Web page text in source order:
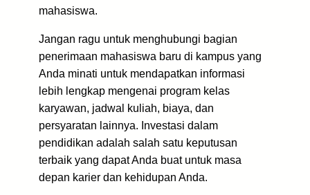
mahasiswa.
Jangan ragu untuk menghubungi bagian
penerimaan mahasiswa baru di kampus yang
Anda minati untuk mendapatkan informasi
lebih lengkap mengenai program kelas
karyawan, jadwal kuliah, biaya, dan
persyaratan lainnya. Investasi dalam
pendidikan adalah salah satu keputusan
terbaik yang dapat Anda buat untuk masa
depan karier dan kehidupan Anda.